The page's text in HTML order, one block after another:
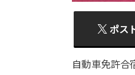
ポス
自動車免許合